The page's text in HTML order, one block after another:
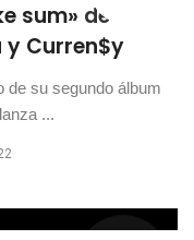
sum» de
y Curren$y
de su segundo álbum
...